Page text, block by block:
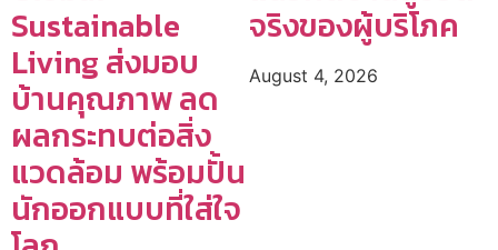
Sustainable
Living ส่งมอบ
บ้านคุณภาพ ลด
ผลกระทบต่อสิ่ง
แวดล้อม พร้อมปั้น
นักออกแบบที่ใส่ใจ
จริงของผู้บริโภค
August 4, 2026